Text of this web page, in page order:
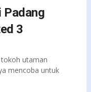
Padang
3
utaman
mencoba untuk